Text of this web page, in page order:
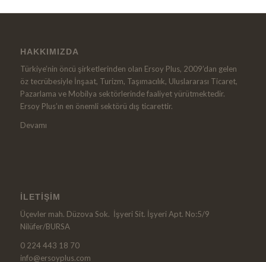
HAKKIMIZDA
Türkiye’nin öncü şirketlerinden olan Ersoy Plus, 2009’dan gelen
öz tecrübesiyle İnşaat, Turizm, Taşımacılık, Uluslararası Ticaret,
Pazarlama ve Mobilya sektörlerinde faaliyet yürütmektedir.
Ersoy Plus’ın en önemli sektörü dış ticarettir.
Devamı
İLETIŞIM
Üçevler mah. Düzova Sok. İşyeri Sit. İşyeri Apt. No:5/9
Nilüfer/BURSA
0 224 443 18 70
info@ersoyplus.com